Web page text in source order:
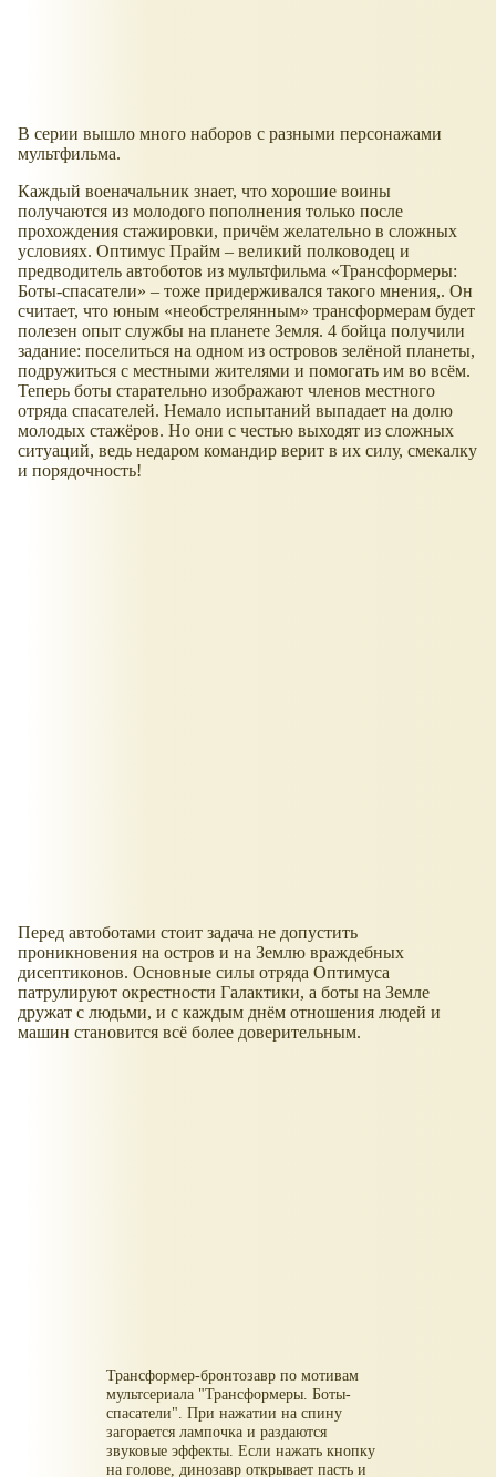
В серии вышло много наборов с разными персонажами
мультфильма.
Каждый военачальник знает, что хорошие воины
получаются из молодого пополнения только после
прохождения стажировки, причём желательно в сложных
условиях. Оптимус Прайм – великий полководец и
предводитель автоботов из мультфильма
Трансформеры:
Боты-спасатели
– тоже придерживался такого мнения,. Он
считает, что юным
необстрелянным
трансформерам будет
полезен опыт службы на планете Земля. 4 бойца получили
задание: поселиться на одном из островов зелёной планеты,
подружиться с местными жителями и помогать им во всём.
Теперь боты старательно изображают членов местного
отряда спасателей. Немало испытаний выпадает на долю
молодых стажёров. Но они с честью выходят из сложных
ситуаций, ведь недаром командир верит в их силу, смекалку
и порядочность!
Перед автоботами стоит задача не допустить
проникновения на остров и на Землю враждебных
дисептиконов. Основные силы отряда Оптимуса
патрулируют окрестности Галактики, а боты на Земле
дружат с людьми, и с каждым днём отношения людей и
машин становится всё более доверительным.
Трансформер-бронтозавр по мотивам
мультсериала "Трансформеры. Боты-
спасатели". При нажатии на спину
загорается лампочка и раздаются
звуковые эффекты. Если нажать кнопку
на голове, динозавр открывает пасть и